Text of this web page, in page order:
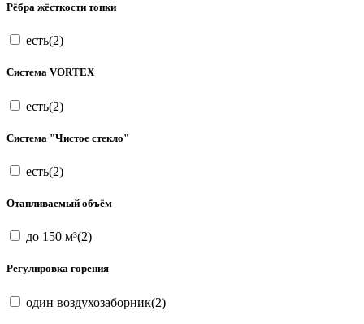
Рёбра жёсткости топки
есть(2)
Система VORTEX
есть(2)
Система "Чистое стекло"
есть(2)
Отапливаемый объём
до 150 м³(2)
Регулировка горения
один воздухозаборник(2)